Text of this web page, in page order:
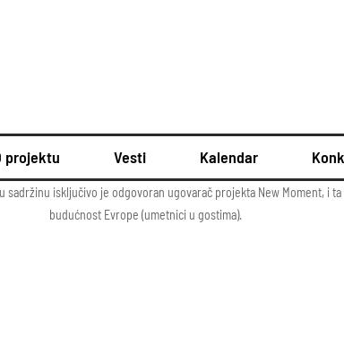
projektu Vesti Kalendar
isključivo je odgovoran ugovarač projekta New Moment, i
budućnost Evrope (umetnici u gostima).